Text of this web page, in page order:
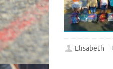
Elisabeth